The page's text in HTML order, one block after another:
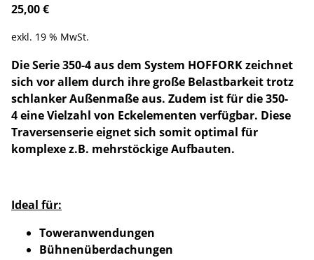
25,00€
exkl. 19 % MwSt.
Die Serie 350-4 aus dem System HOFFORK zeichnet
sich vor allem durch ihre große Belastbarkeit trotz
schlanker Außenmaße aus. Zudem ist für die 350-
4 eine Vielzahl von Eckelementen verfügbar. Diese
Traversenserie eignet sich somit optimal für
komplexe z.B. mehrstöckige Aufbauten.
Ideal für:
Toweranwendungen
Bühnenüberdachungen